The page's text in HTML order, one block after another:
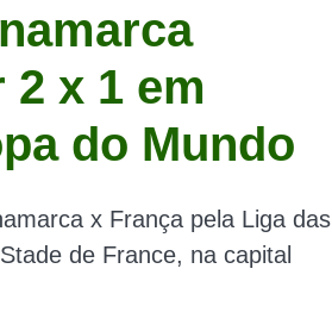
x 1 em
do Mundo
x França pela Liga das
de France, na capital